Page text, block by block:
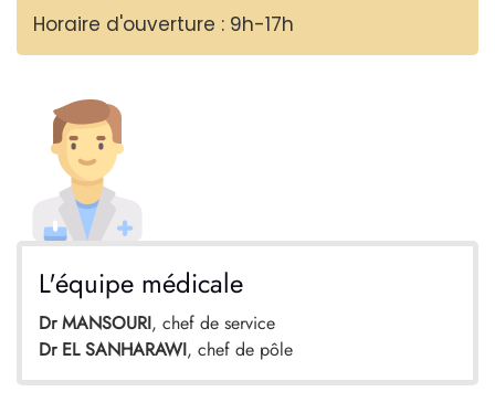
Horaire d'ouverture : 9h-17h
L'équipe médicale
Dr MANSOURI, chef de service
Dr EL SANHARAWI, chef de pôle